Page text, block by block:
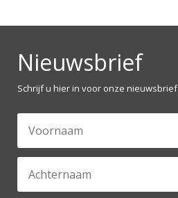
Nieuwsbrief
Schrijf u hier in voor onze nieuwsbrief